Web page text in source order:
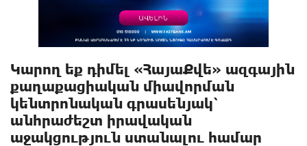
Կարող եք դիմել «ՀայաՔվե» ազգային
քաղաքացիական միավորման
կենտրոնական գրասենյակ՝
անհրաժեշտ իրավական
աջակցություն ստանալու համար